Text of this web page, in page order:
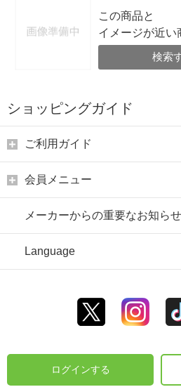
この商品と
イメージが近い
検索
ショッピングガイド
ご利用ガイド
会員メニュー
メーカーからの重要なお知らせ
Language
ログインする